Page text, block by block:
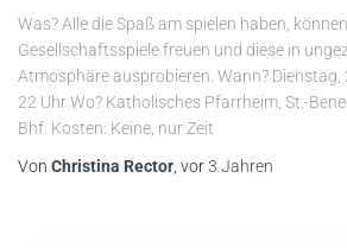
Was? Alle die Spaß am spielen haben,
Gesellschaftsspiele freuen und diese in
Atmosphäre ausprobieren. Wann? Dienstag,
22 Uhr Wo? Katholisches Pfarrheim, St.-
Bhf. Kosten: Keine, nur Zeit
Von Christina Rector , vor3 Jahren